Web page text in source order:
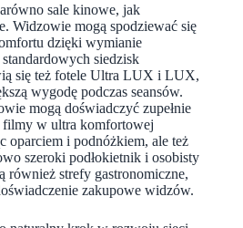
sale kinowe, jak
Widzowie mogą spodziewać się
dzięki wymianie
siedzisk
się też fotele Ultra LUX i LUX,
wygodę podczas seansów.
mogą doświadczyć zupełnie
filmy w ultra komfortowej
oparciem i podnóżkiem, ale też
szeroki podłokietnik i osobisty
również strefy gastronomiczne,
zakupowe widzów.